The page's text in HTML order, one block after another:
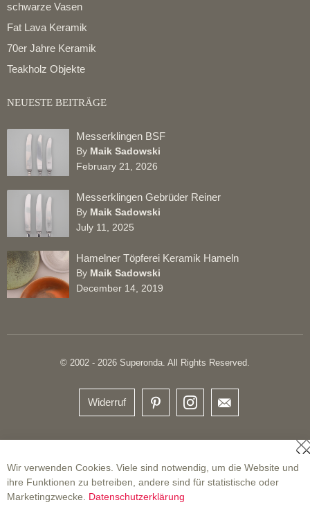
schwarze Vasen
Fat Lava Keramik
70er Jahre Keramik
Teakholz Objekte
NEUESTE BEITRÄGE
Messerklingen BSF
By Maik Sadowski
February 21, 2026
Messerklingen Gebrüder Reiner
By Maik Sadowski
July 11, 2025
Hamelner Töpferei Keramik Hameln
By Maik Sadowski
December 14, 2019
© 2002 - 2026 Superonda. All Rights Reserved.
Widerruf
Wir verwenden Cookies. Viele sind notwendig, um die Website und
ihre Funktionen zu betreiben, andere sind für statistische oder
Marketingzwecke. Datenschutzerklärung